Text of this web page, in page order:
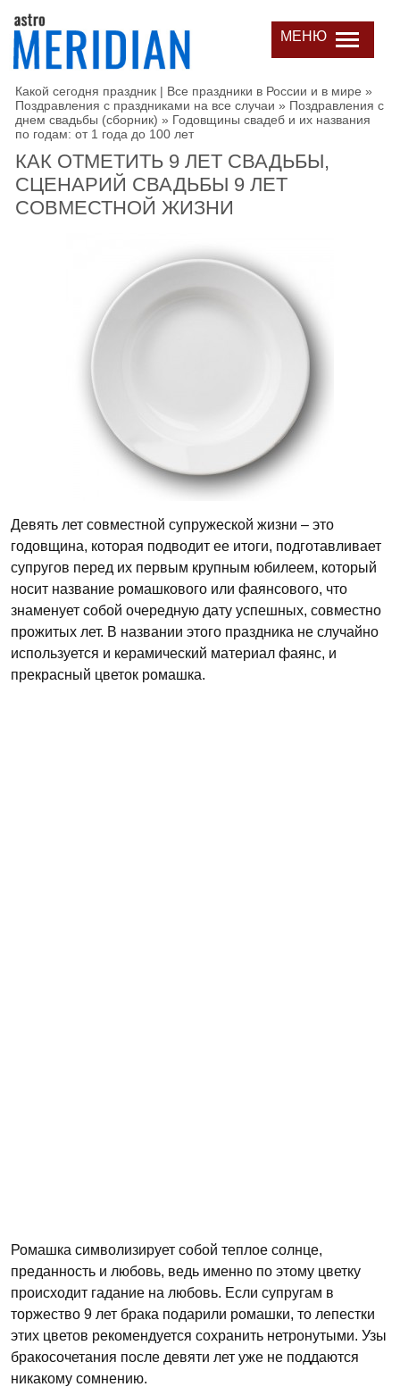
МЕНЮ
Какой сегодня праздник | Все праздники в России и в мире »
Поздравления с праздниками на все случаи » Поздравления с
днем свадьбы (сборник) » Годовщины свадеб и их названия
по годам: от 1 года до 100 лет
КАК ОТМЕТИТЬ 9 ЛЕТ СВАДЬБЫ,
СЦЕНАРИЙ СВАДЬБЫ 9 ЛЕТ
СОВМЕСТНОЙ ЖИЗНИ
Девять лет совместной супружеской жизни – это
годовщина, которая подводит ее итоги, подготавливает
супругов перед их первым крупным юбилеем, который
носит название ромашкового или фаянсового, что
знаменует собой очередную дату успешных, совместно
прожитых лет. В названии этого праздника не случайно
используется и керамический материал фаянс, и
прекрасный цветок ромашка.
Ромашка символизирует собой теплое солнце,
преданность и любовь, ведь именно по этому цветку
происходит гадание на любовь. Если супругам в
торжество 9 лет брака подарили ромашки, то лепестки
этих цветов рекомендуется сохранить нетронутыми. Узы
бракосочетания после девяти лет уже не поддаются
никакому сомнению.